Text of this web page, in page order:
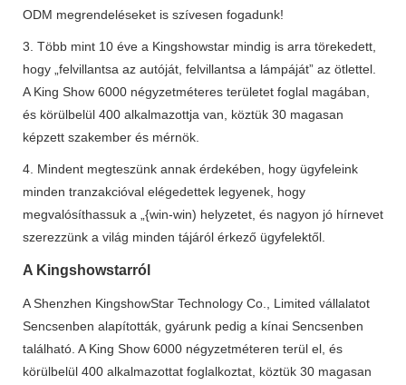
ODM megrendeléseket is szívesen fogadunk!
3. Több mint 10 éve a Kingshowstar mindig is arra törekedett,
hogy „felvillantsa az autóját, felvillantsa a lámpáját” az ötlettel.
A King Show 6000 négyzetméteres területet foglal magában,
és körülbelül 400 alkalmazottja van, köztük 30 magasan
képzett szakember és mérnök.
4. Mindent megteszünk annak érdekében, hogy ügyfeleink
minden tranzakcióval elégedettek legyenek, hogy
megvalósíthassuk a „{win-win) helyzetet, és nagyon jó hírnevet
szerezzünk a világ minden tájáról érkező ügyfelektől.
A Kingshowstarról
A Shenzhen KingshowStar Technology Co., Limited vállalatot
Sencsenben alapították, gyárunk pedig a kínai Sencsenben
található. A King Show 6000 négyzetméteren terül el, és
körülbelül 400 alkalmazottat foglalkoztat, köztük 30 magasan